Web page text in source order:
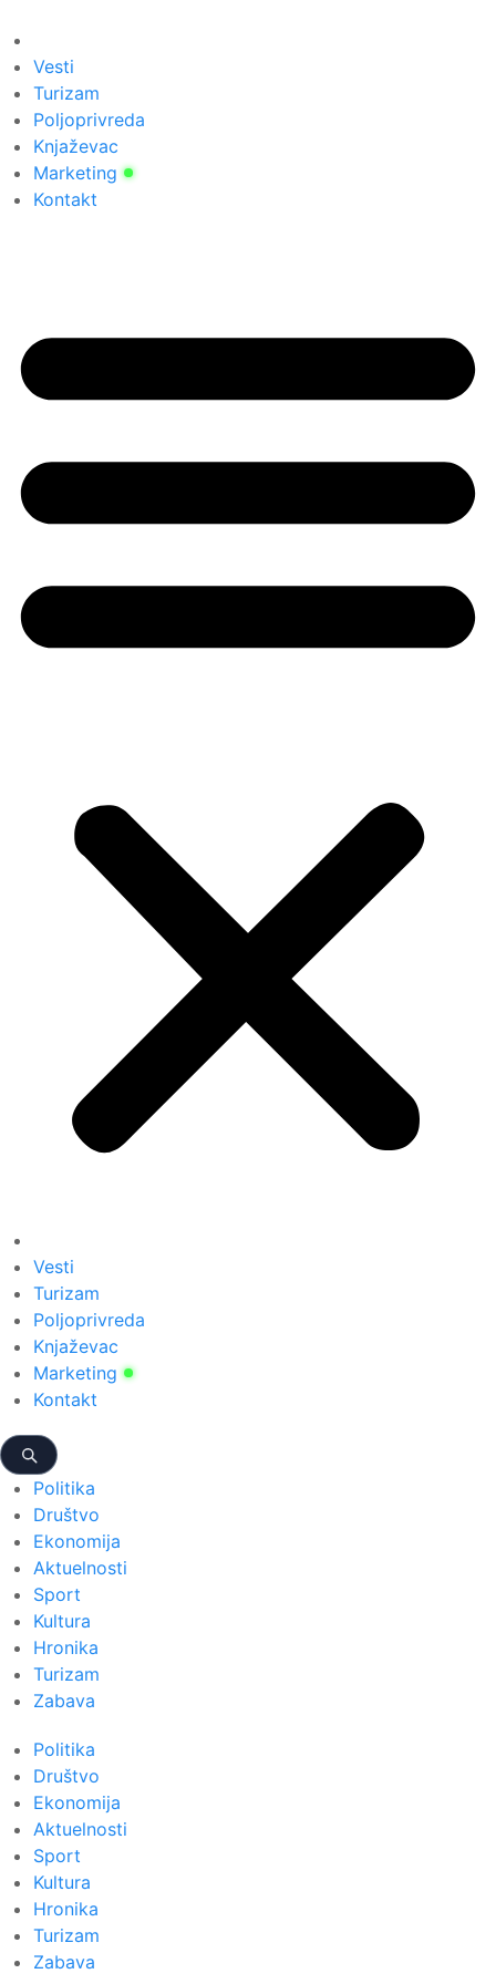
на
садржај
Vesti
Turizam
Poljoprivreda
Knjaževac
Marketing
Kontakt
Vesti
Turizam
Poljoprivreda
Knjaževac
Marketing
Kontakt
Politika
Društvo
Ekonomija
Aktuelnosti
Sport
Kultura
Hronika
Turizam
Zabava
Politika
Društvo
Ekonomija
Aktuelnosti
Sport
Kultura
Hronika
Turizam
Zabava